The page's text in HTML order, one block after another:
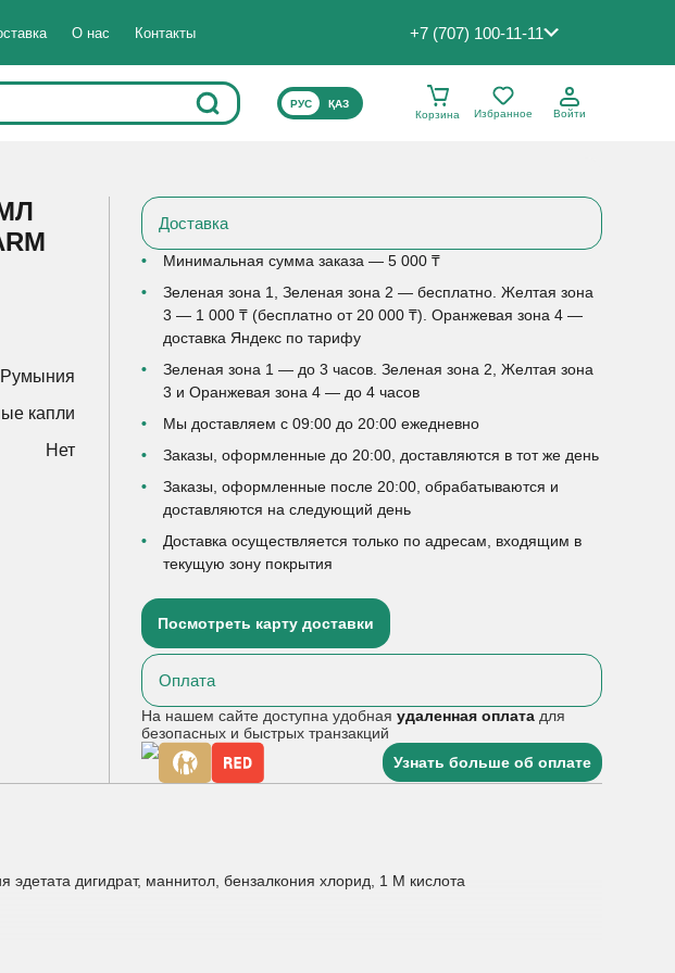
О нас Контакты +7 (707) 100-11-11
ВЫБЕРИТЕ ЯЗЫК САЙТА
РУС
ҚАЗ
Корзина
Избранное Войти
Румыния
капли
Нет
Доставка
Минимальная сумма заказа — 5 000 ₸
Зеленая зона 1, Зеленая зона 2 — бесплатно. Желтая зона
3 — 1 000 ₸ (бесплатно от 20 000 ₸). Оранжевая зона 4 —
доставка Яндекс по тарифу
Зеленая зона 1 — до 3 часов. Зеленая зона 2, Желтая зона
3 и Оранжевая зона 4 — до 4 часов
Мы доставляем с 09:00 до 20:00 ежедневно
Заказы, оформленные до 20:00, доставляются в тот же день
Заказы, оформленные после 20:00, обрабатываются и
доставляются на следующий день
Доставка осуществляется только по адресам, входящим в
текущую зону покрытия
Посмотреть карту доставки
Оплата
На нашем сайте доступна удобнаяудаленная оплата для
безопасных и быстрых транзакций
Узнать больше об оплате
дигидрат, маннитол, бензалкония хлорид, 1 М кислота